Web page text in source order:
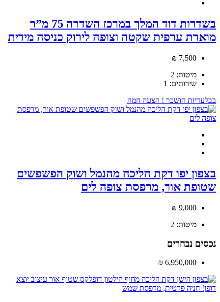
בשדרות דוד המלך במרכז השדרה 75 מ”ר
מוארת ערפית שקטה וצופה לירוק כניסה מידית
7,500 ₪
מיטות: 2
שירותים: 1
בבלעדיות הושכר ! הצעה חמה
בצפון יפו דקת הליכה מהנמל ושוק הפשפשים
שטופת אור, מרפסת צופה לים
9,000 ₪
מיטות: 2
נכסים נבחרים
6,950,000 ₪